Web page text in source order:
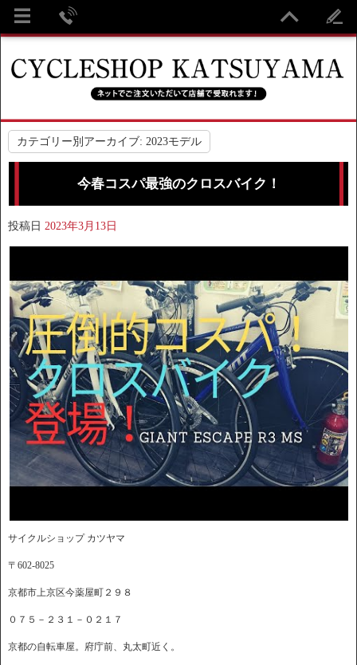
カテゴリー別アーカイブ: 2023モデル
今春コスパ最強のクロスバイク！
投稿日 2023年3月13日
サイクルショップ カツヤマ
〒602-8025
京都市上京区今薬屋町２９８
０７５－２３１－０２１７
京都の自転車屋。府庁前、丸太町近く。